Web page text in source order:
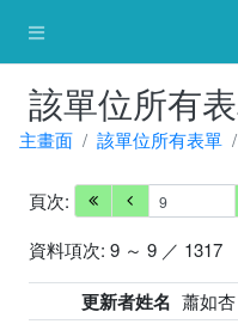
該單位所有
主畫面 該單位所有表單
頁次:
資料項次: 9 ～ 9 ／ 1317
更新者姓名 蕭如杏